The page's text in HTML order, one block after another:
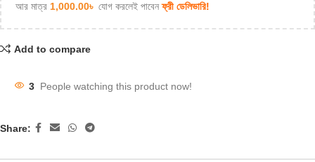
আর মাত্র 1,000.00৳ যোগ করলেই পাবেনফ্রী ডেলিভারি!
Add to compare
3 People watching this product now!
Share: